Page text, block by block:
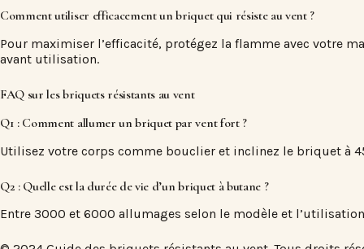
Comment utiliser efficacement un briquet qui résiste au vent ?
Pour maximiser l’efficacité, protégez la flamme avec votre
avant utilisation.
FAQ sur les briquets résistants au vent
Q1 : Comment allumer un briquet par vent fort ?
Utilisez votre corps comme bouclier et inclinez le briquet à
Q2 : Quelle est la durée de vie d’un briquet à butane ?
Entre 3000 et 6000 allumages selon le modèle et